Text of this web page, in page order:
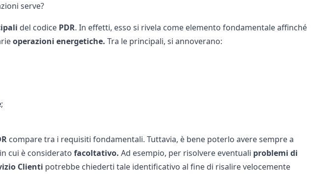
serve?
del codice PDR. In effetti, esso si rivela come elemento fondamentale affinché
operazioni energetiche. Tra le principali, si annoverano:
;
compare tra i requisiti fondamentali. Tuttavia, è bene poterlo avere sempre a
cui è considerato facoltativo. Ad esempio, per risolvere eventuali problemi di
Clienti potrebbe chiederti tale identificativo al fine di risalire velocemente